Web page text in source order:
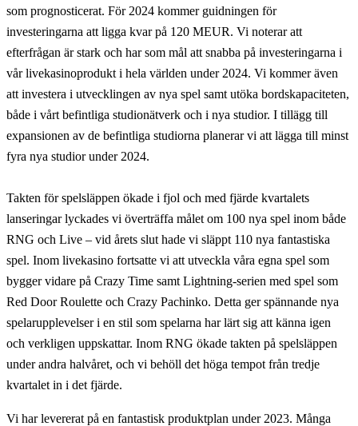
som prognosticerat. För 2024 kommer guidningen för
investeringarna att ligga kvar på 120 MEUR. Vi noterar att
efterfrågan är stark och har som mål att snabba på investeringarna i
vår livekasinoprodukt i hela världen under 2024. Vi kommer även
att investera i utvecklingen av nya spel samt utöka bordskapaciteten,
både i vårt befintliga studionätverk och i nya studior. I tillägg till
expansionen av de befintliga studiorna planerar vi att lägga till minst
fyra nya studior under 2024.
Takten för spelsläppen ökade i fjol och med fjärde kvartalets
lanseringar lyckades vi överträffa målet om 100 nya spel inom både
RNG och Live – vid årets slut hade vi släppt 110 nya fantastiska
spel. Inom livekasino fortsatte vi att utveckla våra egna spel som
bygger vidare på Crazy Time samt Lightning-serien med spel som
Red Door Roulette och Crazy Pachinko. Detta ger spännande nya
spelarupplevelser i en stil som spelarna har lärt sig att känna igen
och verkligen uppskattar. Inom RNG ökade takten på spelsläppen
under andra halvåret, och vi behöll det höga tempot från tredje
kvartalet in i det fjärde.
Vi har levererat på en fantastisk produktplan under 2023. Många